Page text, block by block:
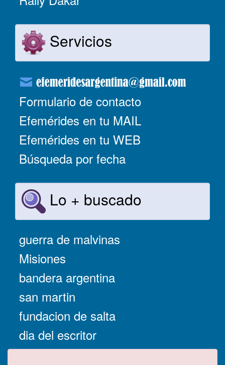
Servicios
Formulario de contacto
Efemérides en tu MAIL
Efemérides en tu WEB
Búsqueda por fecha
Lo + buscado
guerra de malvinas
Misiones
bandera argentina
san martin
fundacion de salta
dia del escritor